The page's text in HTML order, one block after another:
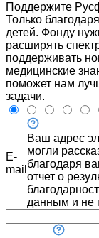
Поддержите
Только
детей. Фонду
расширять
поддерживать
медицинские
поможет нам
задачи.
E-
mail
Ваш адрес
могли
благодаря
отчет о
данным и не